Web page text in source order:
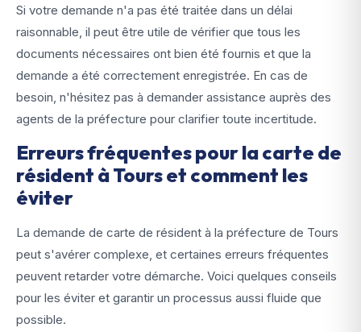
Si votre demande n'a pas été traitée dans un délai
raisonnable, il peut être utile de vérifier que tous les
documents nécessaires ont bien été fournis et que la
demande a été correctement enregistrée. En cas de
besoin, n'hésitez pas à demander assistance auprès des
agents de la préfecture pour clarifier toute incertitude.
Erreurs fréquentes pour la carte de
résident à Tours et comment les
éviter
La demande de carte de résident à la préfecture de Tours
peut s'avérer complexe, et certaines erreurs fréquentes
peuvent retarder votre démarche. Voici quelques conseils
pour les éviter et garantir un processus aussi fluide que
possible.